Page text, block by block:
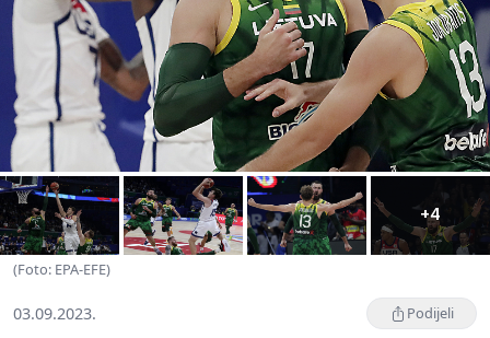
+4
(Foto: EPA-EFE)
03.09.2023. Podijeli